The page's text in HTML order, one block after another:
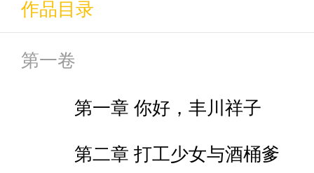
他不得不顶着丰川祥子的大号去
因为他逐渐与越来越多的乐队少
作品目录
第一卷
第一章 你好，丰川祥子
第二章 打工少女与酒桶爹